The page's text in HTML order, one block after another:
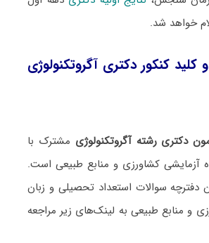
کلید کنکور دکتری آگروتکنولوژی
دکتری رشته آگروتکنولوژی مشترک با
آزمایشی کشاورزی و منابع طبیعی است.
دفترچه سوالات استعداد تحصیلی و زبان
و منابع طبیعی به لینک‌های زیر مراجعه